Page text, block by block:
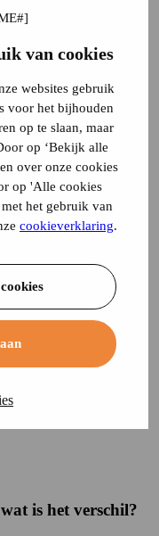
van cookies
websites gebruik
voor het bijhouden
op te slaan, maar
op ‘Bekijk alle
over onze cookies
op 'Alle cookies
het gebruik van
cookieverklaring.
is het verschil?